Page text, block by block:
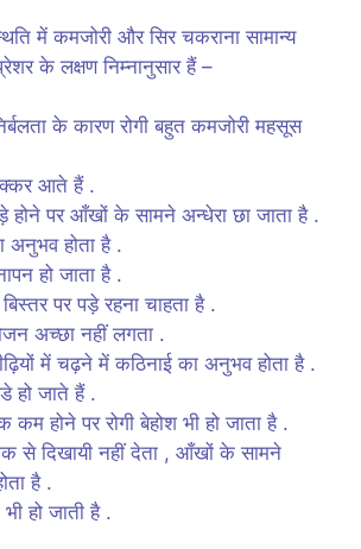
में कमजोरी और सिर चकराना सामान्य
के लक्षण निम्नानुसार हैं –
के कारण रोगी बहुत कमजोरी महसूस
आते हैं .
पर आँखों के सामने अन्धेरा छा जाता है .
अनुभव होता है .
हो जाता है .
बिस्तर पर पड़े रहना चाहता है .
अच्छा नहीं लगता .
में चढ़ने में कठिनाई का अनुभव होता है .
हो जाते हैं .
कम होने पर रोगी बेहोश भी हो जाता है .
से दिखायी नहीं देता , आँखों के सामने
है .
हो जाती है .